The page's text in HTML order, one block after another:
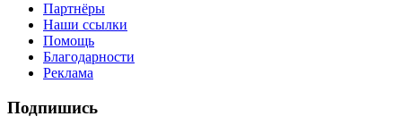
Партнёры
Наши ссылки
Помощь
Благодарности
Реклама
Подпишись